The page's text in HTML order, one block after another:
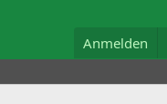
Anmelden